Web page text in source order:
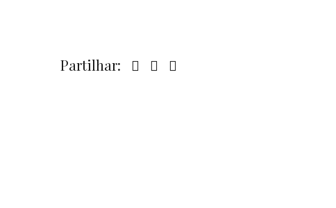
Partilhar: